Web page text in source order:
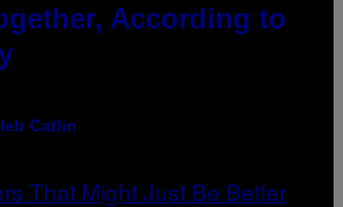
According to
Catlin